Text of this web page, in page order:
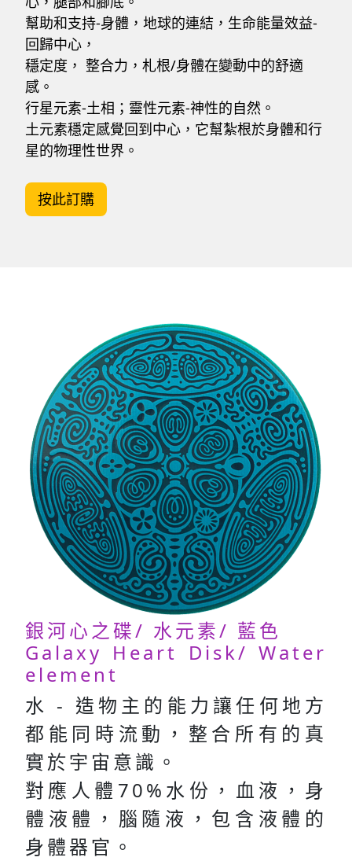
幫助和支持-身體，地球的連結，生命能量效益-
回歸中心，
穩定度， 整合力，札根/身體在變動中的舒適
感。
行星元素-土相；靈性元素-神性的自然。
土元素穩定感覺回到中心，它幫紮根於身體和行
星的物理性世界。
按此訂購
銀河心之碟/ 水元素/ 藍色
Galaxy Heart Disk/ Water
element
水 - 造物主的能力讓任何地方
都能同時流動，整合所有的真
實於宇宙意識。
對應人體70%水份，血液，身
體液體，腦隨液，包含液體的
身體器官。